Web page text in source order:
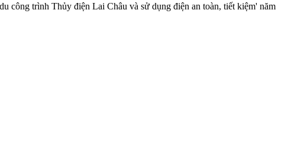
trình Thủy điện Lai Châu và sử dụng điện an toàn, tiết kiệm' năm